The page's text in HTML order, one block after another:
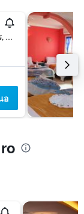
47 El-Falaky Street, ไคโร, อียิปต์
อ